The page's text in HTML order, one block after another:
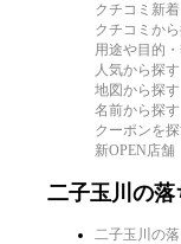
クチコミ新着
クチコミか
用途や目的
人気から探す
地図から探す
名前から探す
クーポンを
新OPEN店舗
二子玉川の落
二子玉川の